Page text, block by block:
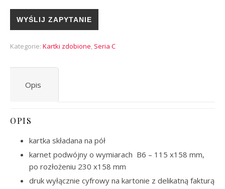
WYŚLIJ ZAPYTANIE
Kategorie: Kartki zdobione, Seria C
Opis
OPIS
kartka składana na pół
karnet podwójny o wymiarach B6 – 115 x158 mm,
po rozłożeniu 230 x158 mm
druk wyłącznie cyfrowy na kartonie z delikatną fakturą